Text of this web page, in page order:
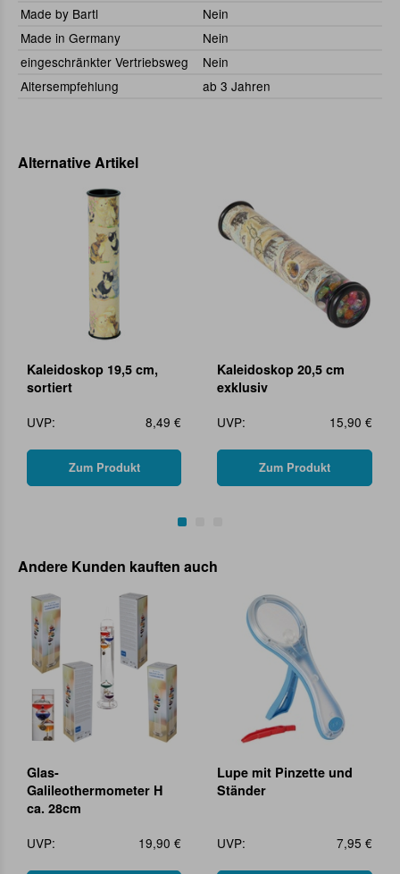
Made by Bartl
Nein
Made in Germany
Nein
eingeschränkter Vertriebsweg
Nein
Altersempfehlung
ab 3 Jahren
Alternative Artikel
Kaleidoskop 19,5 cm,
sortiert
UVP:
8,49 €
Zum Produkt
Kaleidoskop 20,5 cm
exklusiv
UVP:
15,90 €
Zum Produkt
Andere Kunden kauften auch
Glas-
Galileothermometer H
ca. 28cm
UVP:
19,90 €
Lupe mit Pinzette und
Ständer
UVP: 7,95 €